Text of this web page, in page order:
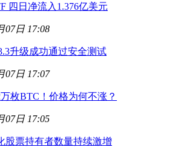
四日净流入1.376亿美元
07日 17:08
升级成功通过安全测试
07日 17:07
枚BTC！价格为何不涨？
07日 17:05
股票持有者数量持续激增